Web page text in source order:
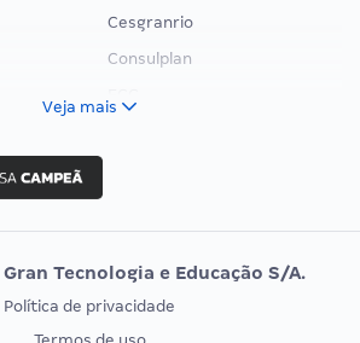
Cesgranrio
Consulplan
Vunesp
EXAME DE ORDEM
Veja mais
Tecnologia e Educação S/A.
Política de privacidade